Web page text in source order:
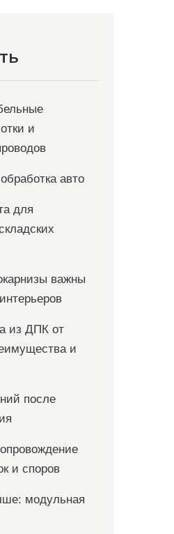
и
авто
для
важны
из ДПК от
и
после
и споров
модульная